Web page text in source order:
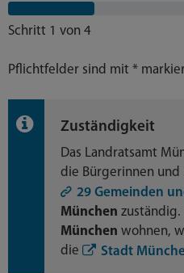
Schritt 1 von 4
Pflichtfelder sind mit *
Zuständigkeit
Das Landratsamt
die Bürgerinnen und
29 Gemeinden
München zuständig.
München wohnen,
die
Stadt